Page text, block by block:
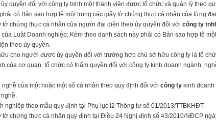
quyền đối với công ty tnhh một thành viên được tổ chức và quản lý theo
có Bản sao hợp lệ một trong các giấy tờ chứng thực cá nhân của từng
tờ chứng thực cá nhân của người đại diện theo ủy quyền đối với công ty
Luật Doanh nghiệp; Kèm theo danh sách này phải có Bản sao hợp lệ
theo ủy quyền.
cho người được ủy quyền đối với trường hợp chủ sở hữu công ty là tổ
của cơ quan, tổ chức có thẩm quyền đối với công ty kinh doanh ngành,
của một hoặc một số cá nhân theo quy định đối với công ty kinh
nghiệp theo mẫu quy định tại Phụ lục I­2 Thông tư số 01/2013/TT­BKHĐT.
tờ chứng thực cá nhân quy định tại Điều 24 Nghị định số 43/2010/NĐ­CP